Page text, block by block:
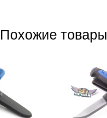
Похожие товары